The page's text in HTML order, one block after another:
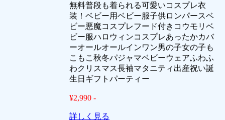
無料普段も着られる可愛いコスプレ衣
装！ベビー用ベビー服子供ロンパースベ
ビー悪魔コスプレフード付きコウモリベ
ビー服ハロウィンコスプレあったかカバ
ーオールオールインワン男の子女の子も
こもこ秋冬パジャマベビーウェアふわふ
わクリスマス長袖マタニティ出産祝い誕
生日ギフトパーティー
¥2,990 -
詳しく見る